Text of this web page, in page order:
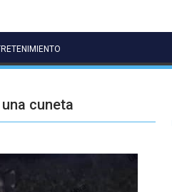
cuneta